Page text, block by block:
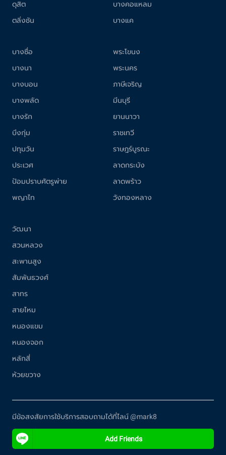
ดุสิต
ตลิ่งชัน
บางคอแหลม
บางแค
บางซื่อ
บางนา
บางบอน
บางพลัด
บางรัก
บึงกุ่ม
ปทุมวัน
ประเวศ
ป้อมปราบศัตรูพ่าย
พญาไท
พระโขนง
พระนคร
ภาษีเจริญ
มีนบุรี
ยานนาวา
ราชเทวี
ราษฎร์บูรณะ
ลาดกระบัง
ลาดพร้าว
วังทองหลาง
วัฒนา
สวนหลวง
สะพานสูง
สัมพันธวงศ์
สาทร
สายไหม
หนองแขม
หนองจอก
หลักสี่
ห้วยขวาง
มีข้อสงสัยการใช้บริการสอบถามได้ที่ไลน์ @mark8
Add Friends